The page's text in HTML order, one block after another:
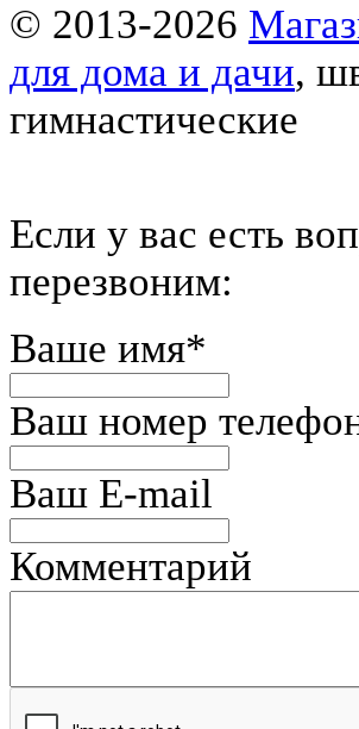
© 2013-2026
для дома и дачи,
гимнастические
Eсли у вас есть
перезвоним:
Ваше имя*
Ваш номер
Ваш E-mail
Комментарий